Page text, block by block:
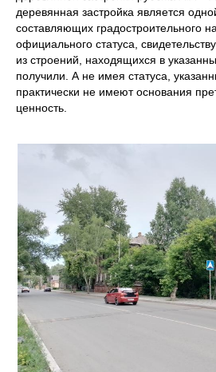
деревянная застройка является
составляющих градостроительного
официального статуса,
из строений, находящихся в
получили. А не имея статуса,
практически не имеют основания
ценность.